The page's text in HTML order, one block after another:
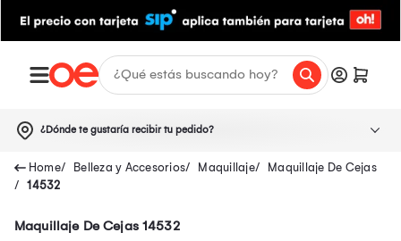
¿Dónde te gustaría recibir tu pedido?
Belleza y Accesorios Maquillaje
Maquillaje De Cejas
14532
Maquillaje De Cejas 14532